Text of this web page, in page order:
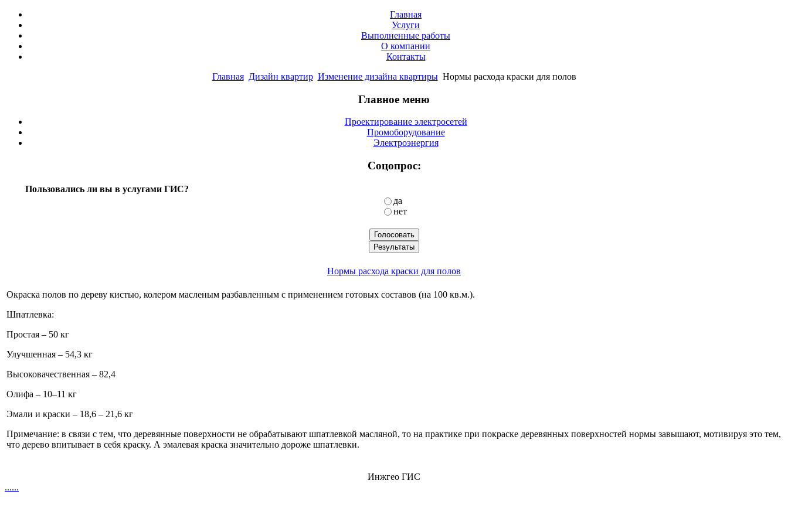
Главная
Услуги
Выполненные работы
О компании
Контакты
Главная Дизайн квартир Изменение дизайна квартиры Нормы расхода краски для полов
Главное меню
Проектирование электросетей
Промоборудование
Электроэнергия
Соцопрос:
Пользовались ли вы в услугами ГИС?
да
нет
Нормы расхода краски для полов
Окраска полов по дереву кистью, колером масленым разбавленным с применением готовых составов (на 100 кв.м.).
Шпатлевка:
Простая – 50 кг
Улучшенная – 54,3 кг
Высоковачественная – 82,4
Олифа – 10–11 кг
Эмали и краски – 18,6 – 21,6 кг
Примечание: в связи с тем, что деревянные поверхности не обрабатывают шпатлевкой масляной, то на практике при покраске деревянных поверхностей нормы завышают, мотивируя это тем,
что дерево впитывает в себя краску. А эмалевая краска значительно дороже шпатлевки.
Инжгео ГИС
......